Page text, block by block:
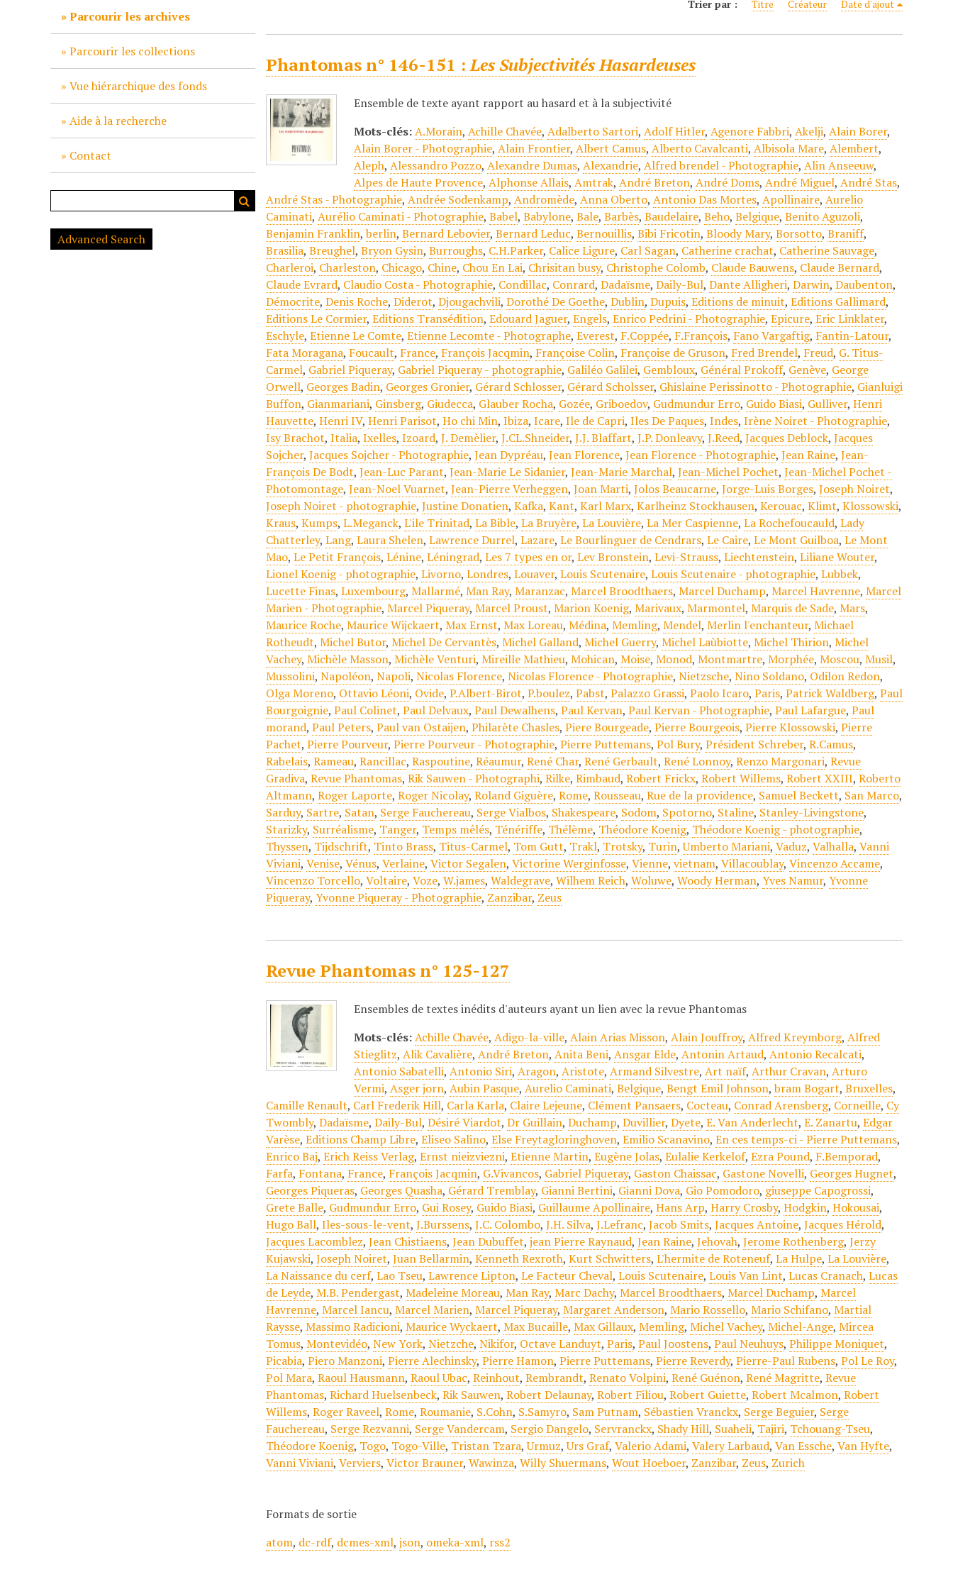
Parcourir les archives
Parcourir les collections
Vue hiérarchique des fonds
Aide à la recherche
Contact
Advanced Search
Trier par : Titre Créateur Date d'ajout
Phantomas n° 146-151 :Les Subjectivités Hasardeuses
Ensemble de texte ayant rapport au hasard et à la subjectivité
Mots-clés:A.Morain,Achille Chavée,Adalberto Sartori,Adolf Hitler,Agenore Fabbri,Akelji,Alain Borer,
Alain Borer - Photographie,Alain Frontier,Albert Camus,Alberto Cavalcanti,Albisola Mare,Alembert,
Aleph,Alessandro Pozzo,Alexandre Dumas,Alexandrie,Alfred brendel - Photographie,Alin Anseeuw,
Alpes de Haute Provence,Alphonse Allais,Amtrak,André Breton,André Doms,André Miguel,André Stas,
André Stas - Photographie,Andrée Sodenkamp,Andromède,Anna Oberto,Antonio Das Mortes,Apollinaire,Aurelio
Caminati,Aurélio Caminati - Photographie,Babel,Babylone,Bale,Barbès,Baudelaire,Beho,Belgique,Benito Aguzoli,
Benjamin Franklin,berlin,Bernard Lebovier,Bernard Leduc,Bernouillis,Bibi Fricotin,Bloody Mary,Borsotto,Braniff,
Brasilia,Breughel,Bryon Gysin,Burroughs, C.H.Parker, Calice Ligure, Carl Sagan, Catherine crachat, Catherine Sauvage,
Charleroi, Charleston, Chicago, Chine, Chou En Lai, Chrisitan busy, Christophe Colomb, Claude Bauwens, Claude Bernard,
Claude Evrard, Claudio Costa - Photographie, Condillac, Conrard,Dadaïsme,Daily-Bul,Dante Alligheri,Darwin,Daubenton,
Démocrite,Denis Roche,Diderot,Djougachvili,Dorothé De Goethe,Dublin,Dupuis,Editions de minuit,Editions Gallimard,
Editions Le Cormier,Editions Transédition,Edouard Jaguer,Engels,Enrico Pedrini - Photographie,Epicure,Eric Linklater,
Eschyle,Etienne Le Comte,Etienne Lecomte - Photographe,Everest, F.Coppée, F.François, Fano Vargaftig, Fantin-Latour,
Fata Moragana, Foucault, France, François Jacqmin, Françoise Colin, Françoise de Gruson, Fred Brendel, Freud, G. Titus-
Carmel, Gabriel Piqueray, Gabriel Piqueray - photographie, Galiléo Galilei, Gembloux, Général Prokoff, Genève, George
Orwell, Georges Badin, Georges Gronier, Gérard Schlosser, Gérard Scholsser, Ghislaine Perissinotto - Photographie, Gianluigi
Buffon, Gianmariani, Ginsberg, Giudecca, Glauber Rocha, Gozée, Griboedov, Gudmundur Erro, Guido Biasi, Gulliver,Henri
Hauvette,Henri IV,Henri Parisot,Ho chi Min,Ibiza,Icare,Ile de Capri,Iles De Paques,Indes,Irène Noiret - Photographie,
Isy Brachot,Italia,Ixelles,Izoard,J. Demèlier,J.CL.Shneider,J.J. Blaffart,J.P. Donleavy,J.Reed,Jacques Deblock,Jacques
Sojcher,Jacques Sojcher - Photographie,Jean Dypréau,Jean Florence,Jean Florence - Photographie,Jean Raine,Jean-
François De Bodt,Jean-Luc Parant,Jean-Marie Le Sidanier,Jean-Marie Marchal,Jean-Michel Pochet,Jean-Michel Pochet -
Photomontage,Jean-Noel Vuarnet,Jean-Pierre Verheggen,Joan Marti,Jolos Beaucarne,Jorge-Luis Borges,Joseph Noiret,
Joseph Noiret - photographie,Justine Donatien,Kafka,Kant,Karl Marx,Karlheinz Stockhausen,Kerouac,Klimt,Klossowski,
Kraus,Kumps,L.Meganck,L'ile Trinitad,La Bible,La Bruyère,La Louvière,La Mer Caspienne,La Rochefoucauld,Lady
Chatterley,Lang,Laura Shelen,Lawrence Durrel,Lazare,Le Bourlinguer de Cendrars,Le Caire,Le Mont Guilboa,Le Mont
Mao,Le Petit François,Lénine,Léningrad,Les 7 types en or,Lev Bronstein,Levi-Strauss,Liechtenstein,Liliane Wouter,
Lionel Koenig - photographie,Livorno,Londres,Louaver,Louis Scutenaire,Louis Scutenaire - photographie,Lubbek,
Lucette Finas,Luxembourg,Mallarmé,Man Ray,Maranzac,Marcel Broodthaers,Marcel Duchamp,Marcel Havrenne,Marcel
Marien - Photographie,Marcel Piqueray,Marcel Proust,Marion Koenig,Marivaux,Marmontel,Marquis de Sade,Mars,
Maurice Roche,Maurice Wijckaert,Max Ernst,Max Loreau,Médina,Memling,Mendel,Merlin l'enchanteur,Michael
Rotheudt,Michel Butor,Michel De Cervantès,Michel Galland,Michel Guerry,Michel Laùbiotte,Michel Thirion,Michel
Vachey,Michèle Masson,Michèle Venturi,Mireille Mathieu,Mohican,Moise,Monod,Montmartre,Morphée,Moscou,Musil,
Mussolini,Napoléon,Napoli,Nicolas Florence,Nicolas Florence - Photographie,Nietzsche,Nino Soldano, Odilon Redon,
Olga Moreno, Ottavio Léoni, Ovide,P.Albert-Birot,P.boulez,Pabst,Palazzo Grassi,Paolo Icaro,Paris,Patrick Waldberg,Paul
Bourgoignie,Paul Colinet,Paul Delvaux,Paul Dewalhens,Paul Kervan,Paul Kervan - Photographie,Paul Lafargue,Paul
morand,Paul Peters,Paul van Ostaijen,Philarète Chasles,Piere Bourgeade,Pierre Bourgeois,Pierre Klossowski,Pierre
Pachet,Pierre Pourveur,Pierre Pourveur - Photographie,Pierre Puttemans,Pol Bury,Président Schreber,R.Camus,
Rabelais,Rameau,Rancillac,Raspoutine,Réaumur,René Char,René Gerbault,René Lonnoy,Renzo Margonari,Revue
Gradiva,Revue Phantomas,Rik Sauwen - Photographi,Rilke,Rimbaud,Robert Frickx,Robert Willems,Robert XXIII,Roberto
Altmann,Roger Laporte,Roger Nicolay,Roland Giguère,Rome,Rousseau,Rue de la providence, Samuel Beckett, San Marco,
Sarduy, Sartre, Satan, Serge Fauchereau, Serge Vialbos, Shakespeare, Sodom, Spotorno, Staline, Stanley-Livingstone,
Starizky, Surréalisme, Tanger, Temps mêlés, Ténériffe, Thélème, Théodore Koenig, Théodore Koenig - photographie,
Thyssen, Tijdschrift, Tinto Brass, Titus-Carmel, Tom Gutt, Trakl, Trotsky, Turin,Umberto Mariani,Vaduz,Valhalla,Vanni
Viviani,Venise,Vénus,Verlaine,Victor Segalen,Victorine Werginfosse,Vienne,vietnam,Villacoublay,Vincenzo Accame,
Vincenzo Torcello,Voltaire,Voze,W.james,Waldegrave,Wilhem Reich,Woluwe,Woody Herman,Yves Namur,Yvonne
Piqueray,Yvonne Piqueray - Photographie, Zanzibar, Zeus
Revue Phantomas n° 125-127
Ensembles de textes inédits d'auteurs ayant un lien avec la revue Phantomas
Mots-clés:Achille Chavée,Adigo-la-ville,Alain Arias Misson,Alain Jouffroy,Alfred Kreymborg,Alfred
Stieglitz,Alik Cavalière,André Breton,Anita Beni,Ansgar Elde,Antonin Artaud,Antonio Recalcati,
Antonio Sabatelli,Antonio Siri,Aragon,Aristote,Armand Silvestre,Art naïf,Arthur Cravan,Arturo
Vermi,Asger jorn,Aubin Pasque,Aurelio Caminati,Belgique,Bengt Emil Johnson,bram Bogart,Bruxelles,
Camille Renault, Carl Frederik Hill, Carla Karla, Claire Lejeune, Clément Pansaers, Cocteau, Conrad Arensberg, Corneille, Cy
Twombly,Dadaïsme,Daily-Bul,Désiré Viardot,Dr Guillain,Duchamp,Duvillier,Dyete,E. Van Anderlecht,E. Zanartu,Edgar
Varèse,Editions Champ Libre,Eliseo Salino,Else Freytagloringhoven,Emilio Scanavino,En ces temps-ci - Pierre Puttemans,
Enrico Baj,Erich Reiss Verlag,Ernst nieizviezni,Etienne Martin,Eugène Jolas,Eulalie Kerkelof,Ezra Pound, F.Bemporad,
Farfa, Fontana, France, François Jacqmin, G.Vivancos, Gabriel Piqueray, Gaston Chaissac, Gastone Novelli, Georges Hugnet,
Georges Piqueras, Georges Quasha, Gérard Tremblay, Gianni Bertini, Gianni Dova, Gio Pomodoro, giuseppe Capogrossi,
Grete Balle, Gudmundur Erro, Gui Rosey, Guido Biasi, Guillaume Apollinaire,Hans Arp,Harry Crosby,Hodgkin,Hokousai,
Hugo Ball,Iles-sous-le-vent,J.Burssens,J.C. Colombo,J.H. Silva,J.Lefranc,Jacob Smits,Jacques Antoine,Jacques Hérold,
Jacques Lacomblez,Jean Chistiaens,Jean Dubuffet,jean Pierre Raynaud,Jean Raine,Jehovah,Jerome Rothenberg,Jerzy
Kujawski,Joseph Noiret,Juan Bellarmin,Kenneth Rexroth,Kurt Schwitters,L'hermite de Roteneuf,La Hulpe,La Louvière,
La Naissance du cerf,Lao Tseu,Lawrence Lipton,Le Facteur Cheval,Louis Scutenaire,Louis Van Lint,Lucas Cranach,Lucas
de Leyde,M.B. Pendergast,Madeleine Moreau,Man Ray,Marc Dachy,Marcel Broodthaers,Marcel Duchamp,Marcel
Havrenne,Marcel Iancu,Marcel Marien,Marcel Piqueray,Margaret Anderson,Mario Rossello,Mario Schifano,Martial
Raysse,Massimo Radicioni,Maurice Wyckaert,Max Bucaille,Max Gillaux,Memling,Michel Vachey,Michel-Ange,Mircea
Tomus,Montevidéo,New York,Nietzche,Nikifor, Octave Landuyt,Paris,Paul Joostens,Paul Neuhuys,Philippe Moniquet,
Picabia,Piero Manzoni,Pierre Alechinsky,Pierre Hamon,Pierre Puttemans,Pierre Reverdy,Pierre-Paul Rubens,Pol Le Roy,
Pol Mara,Raoul Hausmann,Raoul Ubac,Reinhout,Rembrandt,Renato Volpini,René Guénon,René Magritte,Revue
Phantomas,Richard Huelsenbeck,Rik Sauwen,Robert Delaunay,Robert Filiou,Robert Guiette,Robert Mcalmon,Robert
Willems,Roger Raveel,Rome,Roumanie, S.Cohn, S.Samyro, Sam Putnam, Sébastien Vranckx, Serge Beguier, Serge
Fauchereau, Serge Rezvanni, Serge Vandercam, Sergio Dangelo, Servranckx, Shady Hill, Suaheli, Tajiri, Tchouang-Tseu,
Théodore Koenig, Togo, Togo-Ville, Tristan Tzara,Urmuz,Urs Graf,Valerio Adami,Valery Larbaud,Van Essche,Van Hyfte,
Vanni Viviani,Verviers,Victor Brauner,Wawinza,Willy Shuermans,Wout Hoeboer, Zanzibar, Zeus, Zurich
Formats de sortie
atom, dc-rdf, dcmes-xml,json, omeka-xml, rss2